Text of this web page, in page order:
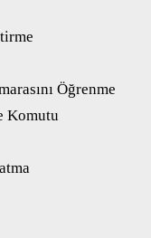
Öğrenme
Komutu